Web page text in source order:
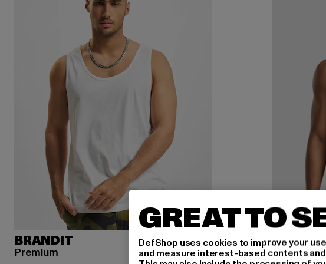
BRANDIT
Premium
GREAT TO
DefShop uses cookies to improve your
and measure interest-based contents